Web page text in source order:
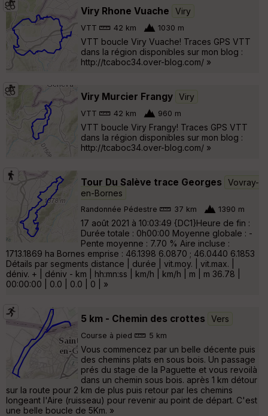
Viry Rhone Vuache Viry
VTT 42 km 1030 m
VTT boucle Viry Vuache! Traces GPS VTT
dans la région disponibles sur mon blog :
http://tcaboc34.over-blog.com/ »
Viry Murcier Frangy Viry
VTT 42 km 960 m
VTT boucle Viry Frangy! Traces GPS VTT
dans la région disponibles sur mon blog :
http://tcaboc34.over-blog.com/ »
Tour Du Salève trace Georges
Vovray-
en-Bornes
Randonnée Pédestre 37 km 1390 m
17 août 2021 à 10:03:49 {DC1}Heure de fin :
Durée totale : 0h00:00 Moyenne globale : -
Pente moyenne : 7.70 % Aire incluse :
1713.1869 ha Bornes emprise : 46.1398 6.0870 ; 46.0440 6.1853
Détails par segments distance | durée | vit.moy. | vit.max. |
déniv. + | déniv - km | hh:mn:ss | km/h | km/h | m | m 36.78 |
00:00:00 | 0.0 | 0.0 | 0 | »
5 km - Chemin des crottes Vers
Course à pied 5 km
Vous commencez par un belle décente puis
des chemins plats en sous bois. Un passage
prés du stage de la Paguette et vous revoilà
dans un chemin sous bois. après 1 km détour
sur la route pour 2 km de plus puis retour par les chemins
longeant l'Aire (ruisseau) pour revenir au point de départ. C'est
une belle boucle de 5Km. »